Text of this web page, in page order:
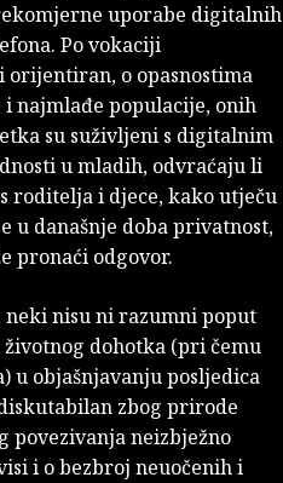
uporabe digitalnih
Po vokaciji
orijentiran, o opasnostima
najmlađe populacije, onih
su suživljeni s digitalnim
u mladih, odvraćaju li
roditelja i djece, kako utječu
u današnje doba privatnost,
pronaći odgovor.
neki nisu ni razumni poput
dohotka (pri čemu
u objašnjavanju posljedica
zbog prirode
povezivanja neizbježno
i o bezbroj neuočenih i